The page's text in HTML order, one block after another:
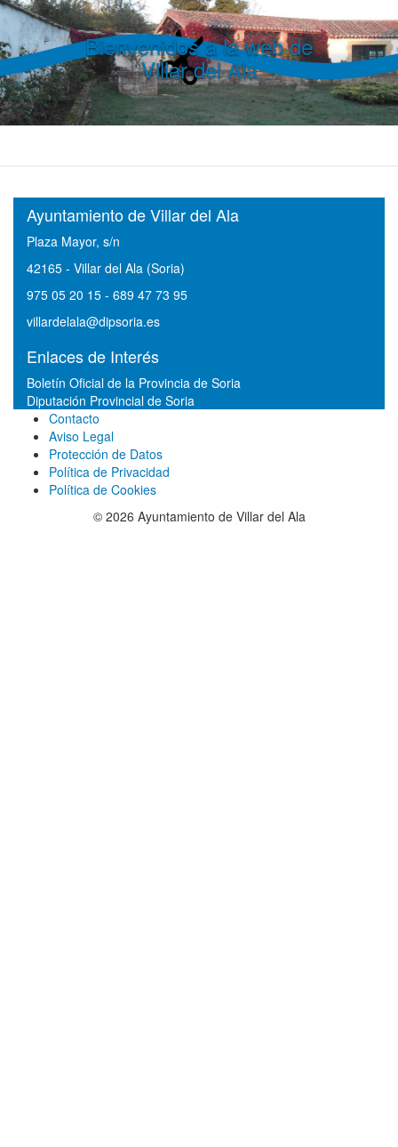
Bienvenidos a la web de
Villar del Ala
Ayuntamiento de Villar del Ala
Plaza Mayor, s/n
42165 - Villar del Ala (Soria)
975 05 20 15 - 689 47 73 95
villardelala@dipsoria.es
Enlaces de Interés
Boletín Oficial de la Provincia de Soria
Diputación Provincial de Soria
Contacto
Aviso Legal
Protección de Datos
Política de Privacidad
Política de Cookies
© 2026 Ayuntamiento de Villar del Ala